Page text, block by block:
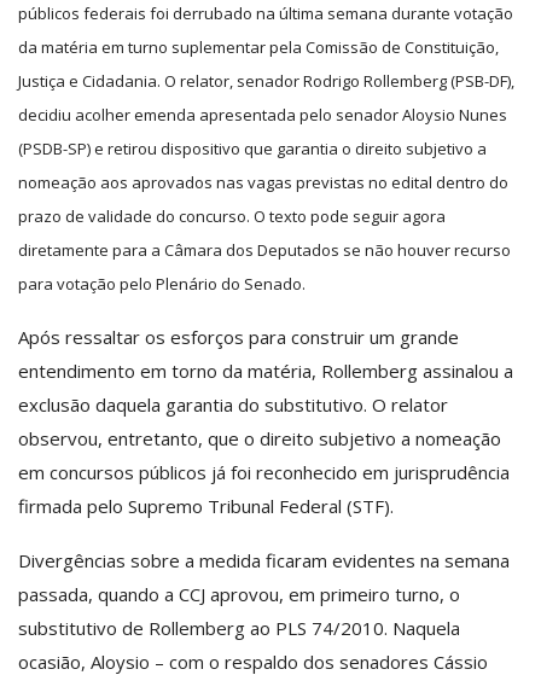
públicos federais foi derrubado na última semana durante votação
da matéria em turno suplementar pela Comissão de Constituição,
Justiça e Cidadania. O relator, senador Rodrigo Rollemberg (PSB-DF),
decidiu acolher emenda apresentada pelo senador Aloysio Nunes
(PSDB-SP) e retirou dispositivo que garantia o direito subjetivo a
nomeação aos aprovados nas vagas previstas no edital dentro do
prazo de validade do concurso. O texto pode seguir agora
diretamente para a Câmara dos Deputados se não houver recurso
para votação pelo Plenário do Senado.
Após ressaltar os esforços para construir um grande
entendimento em torno da matéria, Rollemberg assinalou a
exclusão daquela garantia do substitutivo. O relator
observou, entretanto, que o direito subjetivo a nomeação
em concursos públicos já foi reconhecido em jurisprudência
firmada pelo Supremo Tribunal Federal (STF).
Divergências sobre a medida ficaram evidentes na semana
passada, quando a CCJ aprovou, em primeiro turno, o
substitutivo de Rollemberg ao PLS 74/2010. Naquela
ocasião, Aloysio – com o respaldo dos senadores Cássio